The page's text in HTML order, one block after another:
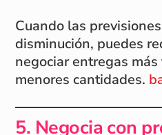
Cuando las
disminución, puedes
negociar entregas
menores cantidades.
5. Negocia con